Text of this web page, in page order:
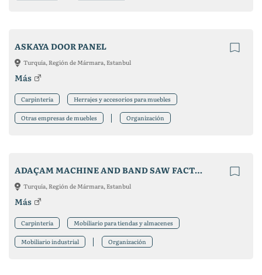
ASKAYA DOOR PANEL
Turquía, Región de Mármara, Estanbul
Más
Carpintería Herrajes y accesorios para muebles
Otras empresas de muebles Organización
ADAÇAM MACHINE AND BAND SAW FACTORY
Turquía, Región de Mármara, Estanbul
Más
Carpintería Mobiliario para tiendas y almacenes
Mobiliario industrial Organización